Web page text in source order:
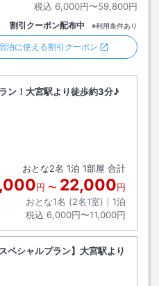
税込 6,000円〜59,800円
割引クーポン配布中 ※利用条件あり
泊に使える割引クーポン
ン！大宮駅より徒歩約3分♪
おとな2名 1泊 1部屋 合計
円 〜 22,000円
おとな1名 (2名1室)｜ 1泊
税込 6,000円〜11,000円
ペシャルプラン】大宮駅より